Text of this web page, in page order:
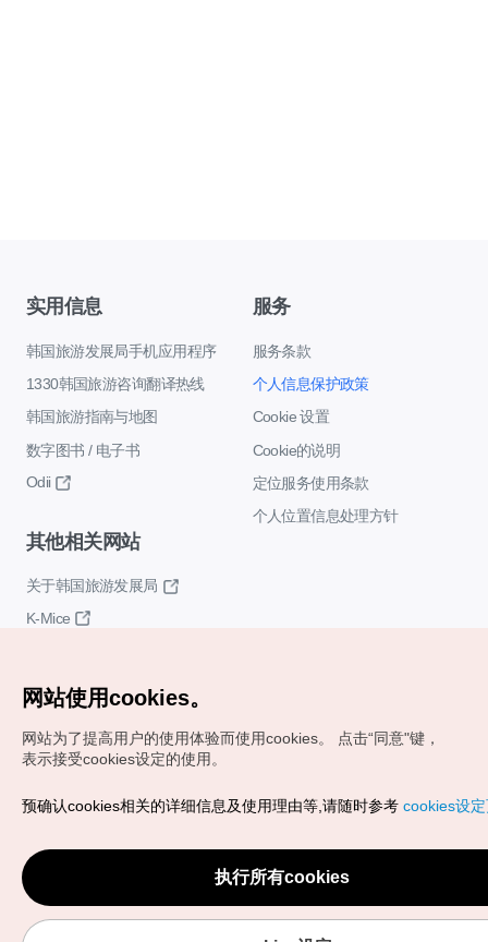
实用信息
韩国旅游发展局手机应用程序
1330韩国旅游咨询翻译热线
韩国旅游指南与地图
数字图书 / 电子书
Odii
服务
服务条款
个人信息保护政策
Cookie 设置
Cookie的说明
定位服务使用条款
个人位置信息处理方针
其他相关网站
关于韩国旅游发展局
K-Mice
Copyrights (c) 韩国旅游发展局版权所有
VISITKOREA官方邮箱
chnsim@knto.or.kr
网站使用cookies。
网站为了提高用户的使用体验而使用cookies。
点击“同意"键，
表示接受cookies设定的使用。
预确认cookies相关的详细信息及使用理由等,请随时参考 cookies设
执行所有cookies